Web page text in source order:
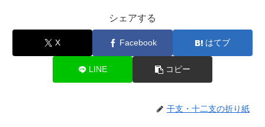
シェアする
X Facebook はてブ
LINE コピー
干支・十二支の折り紙